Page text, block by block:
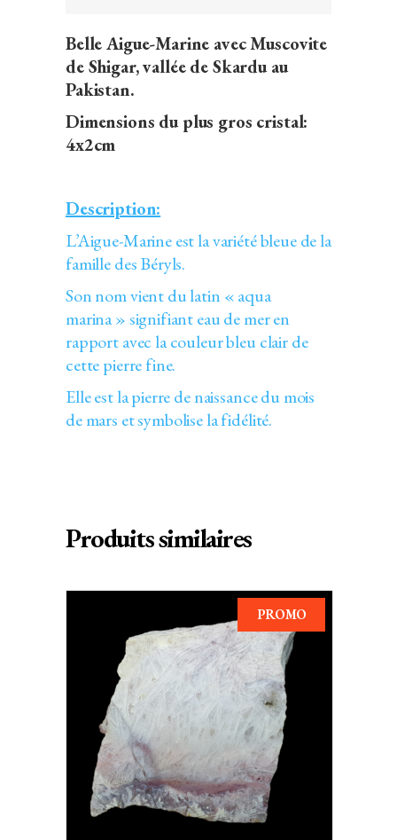
Belle Aigue-Marine avec Muscovite
de Shigar, vallée de Skardu au
Pakistan.
Dimensions du plus gros cristal:
4x2cm
Description:
L’Aigue-Marine est la variété bleue de la
famille des Béryls.
Son nom vient du latin « aqua
marina » signifiant eau de mer en
rapport avec la couleur bleu clair de
cette pierre fine.
Elle est la pierre de naissance du mois
de mars et symbolise la fidélité.
Produits similaires
PROMO
AJOUTER AU PANIER